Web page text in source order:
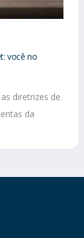
você no
diretrizes de
da